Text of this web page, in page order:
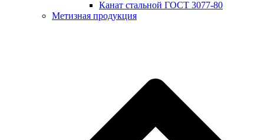
Канат стальной ГОСТ 3077-80
Метизная продукция